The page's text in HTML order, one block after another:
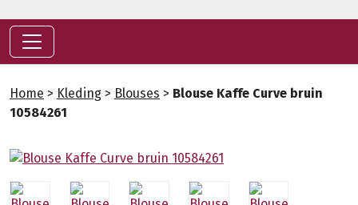
Home > Kleding > Blouses > Blouse Kaffe Curve bruin
10584261